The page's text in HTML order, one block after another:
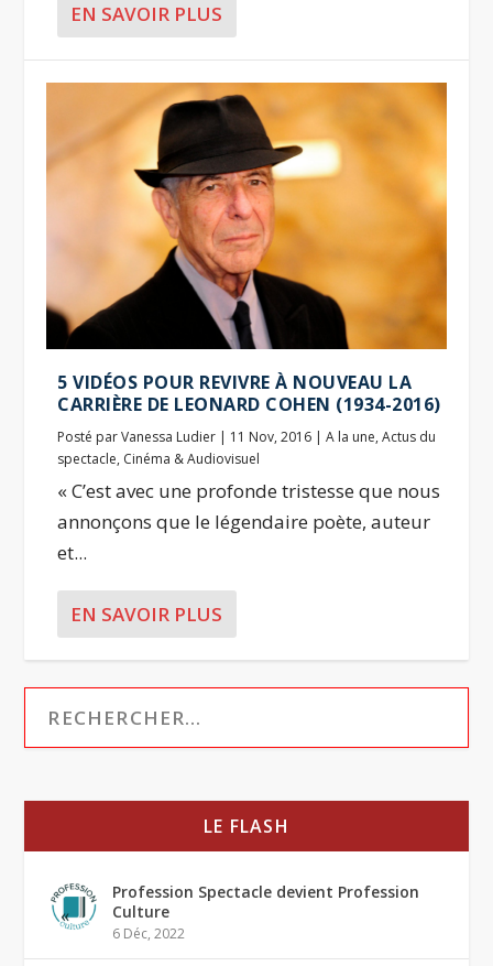
EN SAVOIR PLUS
5 VIDÉOS POUR REVIVRE À NOUVEAU LA
CARRIÈRE DE LEONARD COHEN (1934-2016)
Posté parVanessa Ludier | 11 Nov, 2016 |A la une,Actus du
spectacle, Cinéma & Audiovisuel
« C’est avec une profonde tristesse que nous
annonçons que le légendaire poète, auteur
et...
EN SAVOIR PLUS
LE FLASH
Profession Spectacle devient Profession
Culture
6 Déc, 2022